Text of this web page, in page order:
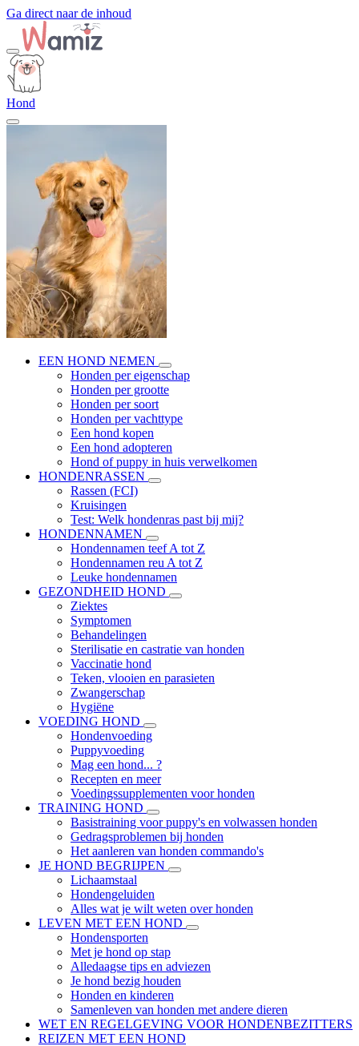
Ga direct naar de inhoud
Hond
EEN HOND NEMEN
Honden per eigenschap
Honden per grootte
Honden per soort
Honden per vachttype
Een hond kopen
Een hond adopteren
Hond of puppy in huis verwelkomen
HONDENRASSEN
Rassen (FCI)
Kruisingen
Test: Welk hondenras past bij mij?
HONDENNAMEN
Hondennamen teef A tot Z
Hondennamen reu A tot Z
Leuke hondennamen
GEZONDHEID HOND
Ziektes
Symptomen
Behandelingen
Sterilisatie en castratie van honden
Vaccinatie hond
Teken, vlooien en parasieten
Zwangerschap
Hygiëne
VOEDING HOND
Hondenvoeding
Puppyvoeding
Mag een hond... ?
Recepten en meer
Voedingssupplementen voor honden
TRAINING HOND
Basistraining voor puppy's en volwassen honden
Gedragsproblemen bij honden
Het aanleren van honden commando's
JE HOND BEGRIJPEN
Lichaamstaal
Hondengeluiden
Alles wat je wilt weten over honden
LEVEN MET EEN HOND
Hondensporten
Met je hond op stap
Alledaagse tips en adviezen
Je hond bezig houden
Honden en kinderen
Samenleven van honden met andere dieren
WET EN REGELGEVING VOOR HONDENBEZITTERS
REIZEN MET EEN HOND